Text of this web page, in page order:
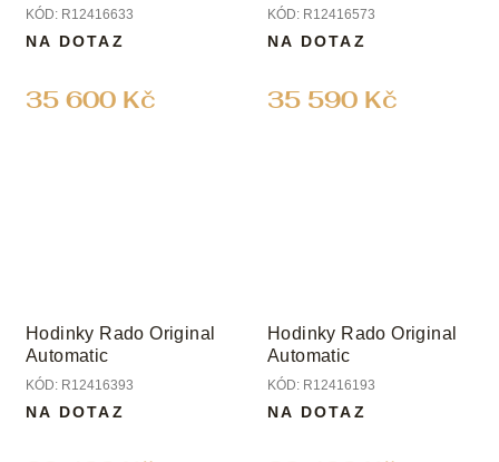
KÓD: R12416633
35 600 Kč
NA DOTAZ
KÓD: R12416573
35 590 Kč
NA DOTAZ
Hodinky Rado Original
Automatic
KÓD: R12416393
NA DOTAZ
Hodinky Rado Original
Automatic
KÓD: R12416193
NA DOTAZ